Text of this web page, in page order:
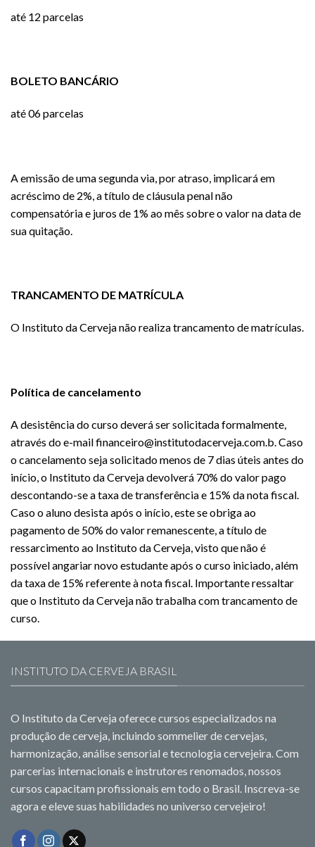
até 12 parcelas
BOLETO BANCÁRIO
até 06 parcelas
A emissão de uma segunda via, por atraso, implicará em
acréscimo de 2%, a título de cláusula penal não
compensatória e juros de 1% ao mês sobre o valor na data de
sua quitação.
TRANCAMENTO DE MATRÍCULA
O Instituto da Cerveja não realiza trancamento de matrículas.
Política de cancelamento
A desistência do curso deverá ser solicitada formalmente,
através do e-mail financeiro@institutodacerveja.com.b. Caso
o cancelamento seja solicitado menos de 7 dias úteis antes do
início, o Instituto da Cerveja devolverá 70% do valor pago
descontando-se a taxa de transferência e 15% da nota fiscal.
Caso o aluno desista após o início, este se obriga ao
pagamento de 50% do valor remanescente, a título de
ressarcimento ao Instituto da Cerveja, visto que não é
possível angariar novo estudante após o curso iniciado, além
da taxa de 15% referente à nota fiscal. Importante ressaltar
que o Instituto da Cerveja não trabalha com trancamento de
curso.
INSTITUTO DA CERVEJA BRASIL
O Instituto da Cerveja oferece cursos especializados na
produção de cerveja, incluindo sommelier de cervejas,
harmonização, análise sensorial e tecnologia cervejeira. Com
parcerias internacionais e instrutores renomados, nossos
cursos capacitam profissionais em todo o Brasil. Inscreva-se
agora e eleve suas habilidades no universo cervejeiro!